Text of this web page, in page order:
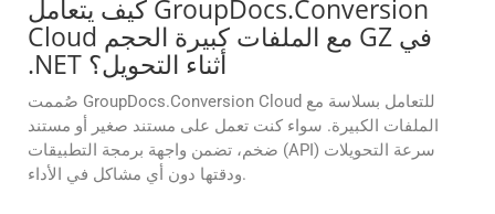
كيف يتعامل GroupDocs.Conversion
Cloud مع الملفات كبيرة الحجم GZ في
.NET أثناء التحويل؟
صُممت GroupDocs.Conversion Cloud للتعامل بسلاسة مع
الملفات الكبيرة. سواء كنت تعمل على مستند صغير أو مستند
ضخم، تضمن واجهة برمجة التطبيقات (API) سرعة التحويلات
ودقتها دون أي مشاكل في الأداء.